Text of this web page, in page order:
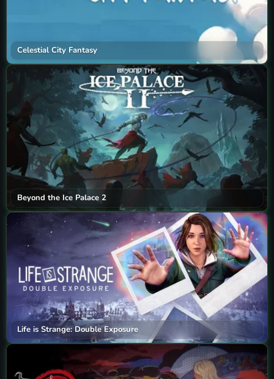
Celestial City Fantasy
Beyond the Ice Palace 2
Life is Strange: Double Exposure